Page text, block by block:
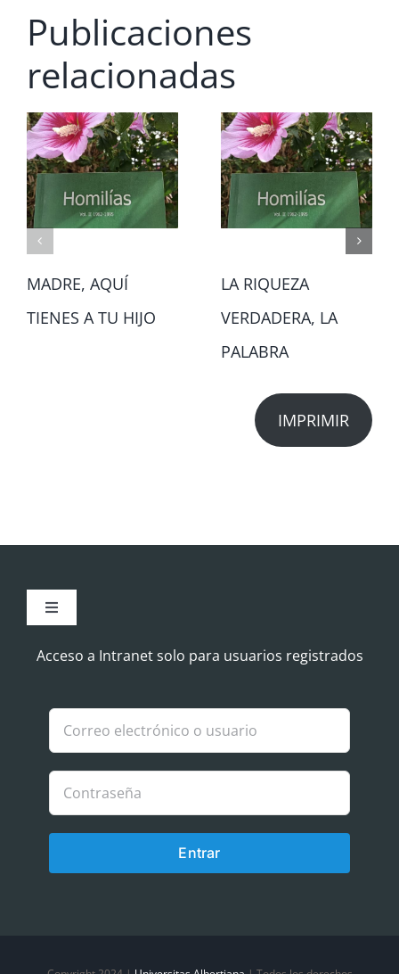
Publicaciones
relacionadas
MADRE, AQUÍ
TIENES A TU HIJO
LA RIQUEZA
VERDADERA, LA
PALABRA
IMPRIMIR
Toggle
Aviso Legal
Política de Cookies
Política de privacidad
Acceso a Intranet solo para usuarios registrados
Entrar